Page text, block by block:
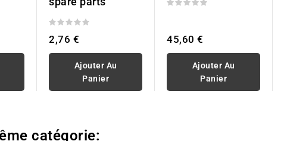
2,76 €
Ajouter Au
Panier
45,60 €
Ajouter Au
Panier
catégorie: